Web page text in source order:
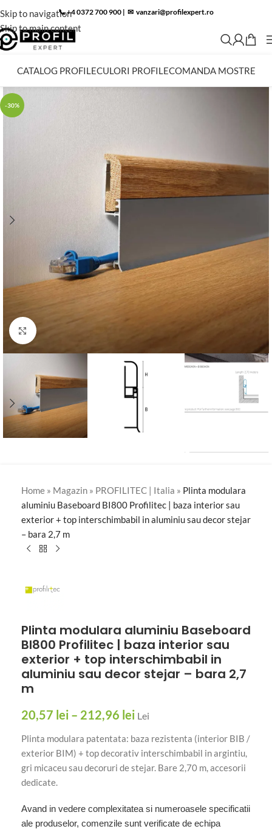
Skip to navigation
Skip to main content
📞 +4 0372 700 900 | ✉︎ vanzari@profilexpert.ro
CATALOG PROFILECULORI PROFILECOMANDA MOSTRE
-30%
Click to enlarge
Home » Magazin » PROFILITEC | Italia » Plinta modulara
aluminiu Baseboard BI800 Profilitec | baza interior sau
exterior + top interschimbabil in aluminiu sau decor stejar
– bara 2,7 m
Plinta modulara aluminiu Baseboard
BI800 Profilitec | baza interior sau
exterior + top interschimbabil in
aluminiu sau decor stejar – bara 2,7
m
20,57 lei – 212,96 lei Lei
Plinta modulara patentata: baza rezistenta (interior BIB /
exterior BIM) + top decorativ interschimbabil in argintiu,
gri micaceu sau decoruri de stejar. Bare 2,70 m, accesorii
dedicate.
Avand in vedere complexitatea si numeroasele specificatii
ale produselor, comenzile sunt verificate de echipa